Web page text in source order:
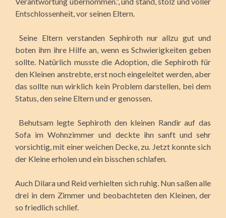
Entschlossenheit, vor seinen Eltern.
Seine Eltern verstanden Sephiroth nur allzu gut und
boten ihm ihre Hilfe an, wenn es Schwierigkeiten geben
sollte. Natürlich musste die Adoption, die Sephiroth für
den Kleinen anstrebte, erst noch eingeleitet werden, aber
das sollte nun wirklich kein Problem darstellen, bei dem
Status, den seine Eltern und er genossen.
Behutsam legte Sephiroth den kleinen Randir auf das
Sofa im Wohnzimmer und deckte ihn sanft und sehr
vorsichtig, mit einer weichen Decke, zu. Jetzt konnte sich
der Kleine erholen und ein bisschen schlafen.
Auch Dilara und Reid verhielten sich ruhig. Nun saßen alle
drei in dem Zimmer und beobachteten den Kleinen, der
so friedlich schlief.